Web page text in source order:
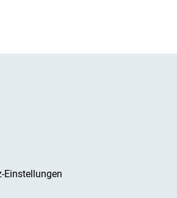
Einstellungen